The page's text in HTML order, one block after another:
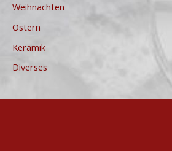
Weihnachten
Ostern
Keramik
Diverses